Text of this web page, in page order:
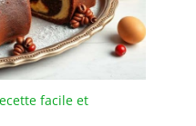
facile et